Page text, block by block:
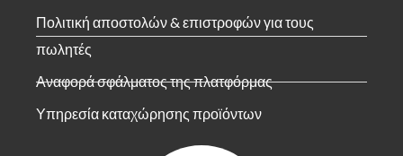
Πολιτική αποστολών & επιστροφών για τους
πωλητές
Αναφορά σφάλματος της πλατφόρμας
Υπηρεσία καταχώρησης προϊόντων